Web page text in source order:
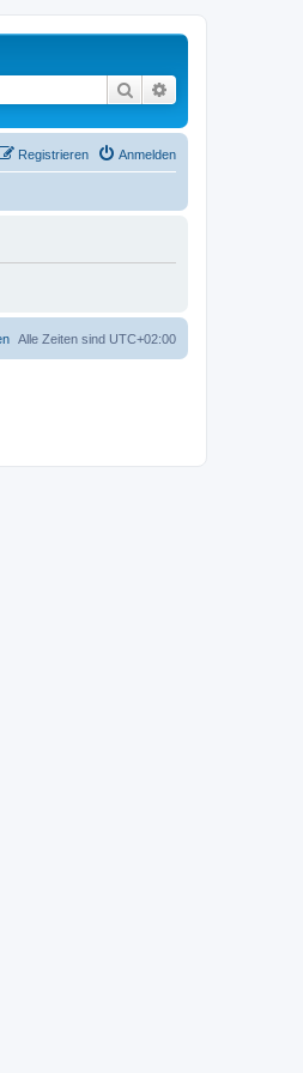
Suche
Anmelden
Registrieren
Alle Zeiten sind UTC+02:00